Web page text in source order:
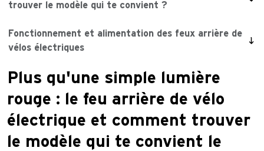
trouver le modèle qui te convient ?
Fonctionnement et alimentation des feux arrière de
vélos électriques
Plus qu'une simple lumière
rouge : le feu arrière de vélo
électrique et comment trouver
le modèle qui te convient le